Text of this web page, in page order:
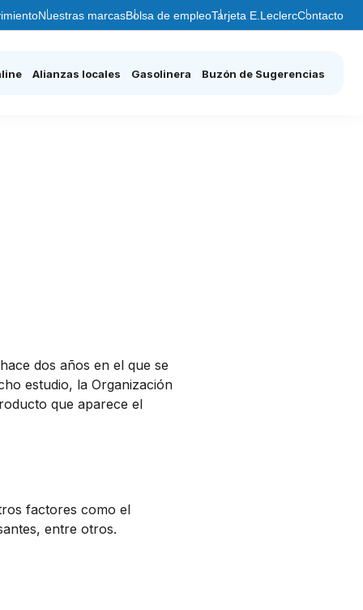
Nuestras marcasBolsa de empleoTarjeta E.LeclercContacto
Alianzas locales Gasolinera Buzón de Sugerencias
dos años en el que se
estudio, la Organización
que aparece el
factores como el
entre otros.